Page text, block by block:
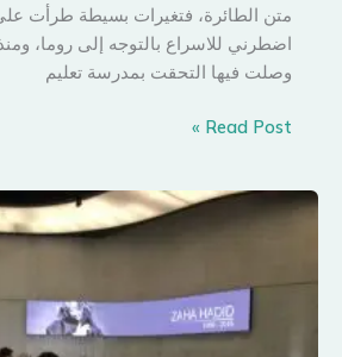
متن الطائرة، فتغيرات بسيطة طرأت
اضطرني للاسراع بالتوجه إلى روما،
وصلت فيها التحقت بمدرسة تعليم
أربع
كل
جديدة
Read Post »